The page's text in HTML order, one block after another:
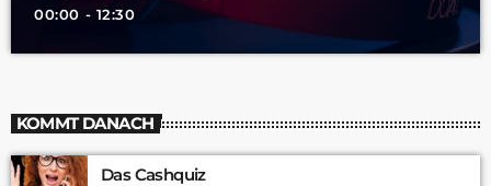
00:00 - 12:30
KOMMT DANACH
Das Cashquiz